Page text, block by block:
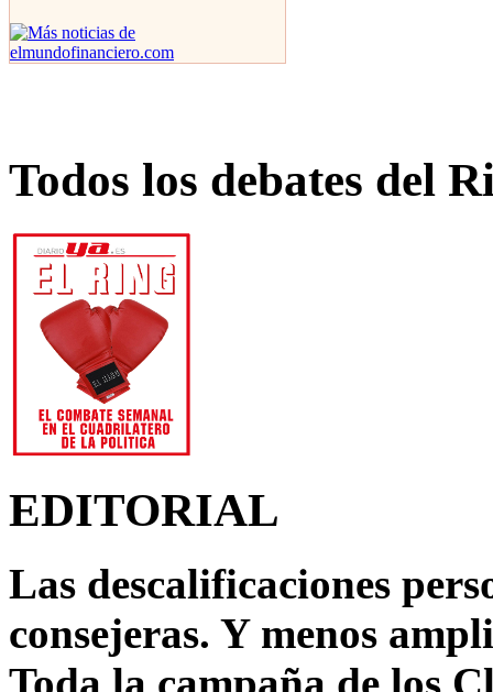
Todos los debates del
EDITORIAL
Las descalificaciones
consejeras. Y menos
Toda la campaña de los